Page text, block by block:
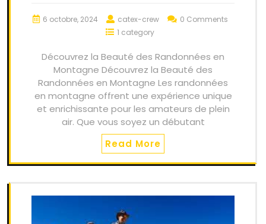
6 octobre, 2024 catex-crew
0 Comments
1 category
Découvrez la Beauté des Randonnées en
Montagne Découvrez la Beauté des
Randonnées en Montagne Les randonnées
en montagne offrent une expérience unique
et enrichissante pour les amateurs de plein
air. Que vous soyez un débutant
Read More